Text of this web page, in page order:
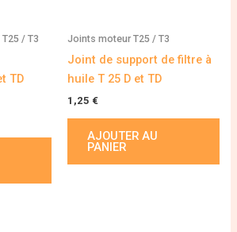
/ T3
TD
Joints moteur T25 / T3
Joint de support de filtre à
huile T 25 D et TD
1,25 €
AJOUTER AU
PANIER